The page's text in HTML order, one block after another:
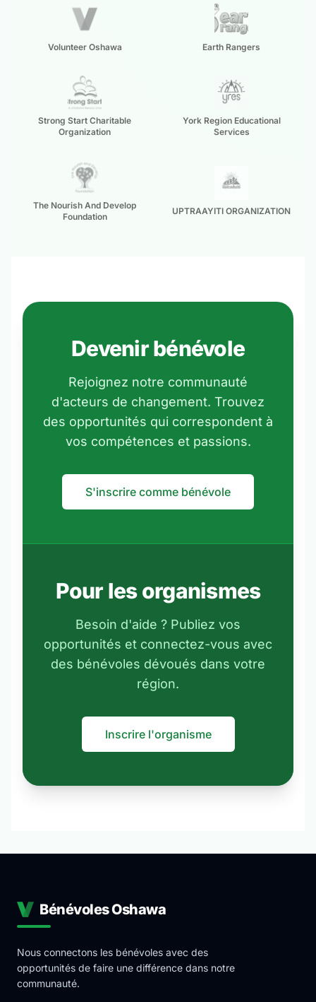
Volunteer Oshawa Earth Rangers
Strong Start Charitable
Organization
York Region Educational
Services
The Nourish And Develop
Foundation
UPTRAAYITI ORGANIZATION
Devenir bénévole
Rejoignez notre communauté
d'acteurs de changement. Trouvez
des opportunités qui correspondent à
vos compétences et passions.
S'inscrire comme bénévole
Pour les organismes
Besoin d'aide ? Publiez vos
opportunités et connectez-vous avec
des bénévoles dévoués dans votre
région.
Inscrire l'organisme
Bénévoles Oshawa
Nous connectons les bénévoles avec des
opportunités de faire une différence dans notre
communauté.